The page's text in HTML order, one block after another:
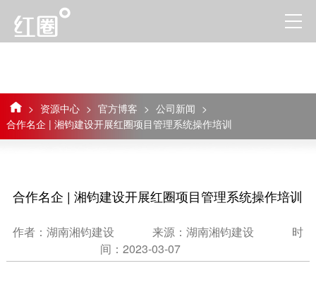
> 资源中心 > 官方博客 > 公司新闻 >
合作名企 | 湘钧建设开展红圈项目管理系统操作培训
合作名企 | 湘钧建设开展红圈项目管理系统操作培训
作者：湖南湘钧建设 来源：湖南湘钧建设
时
间：2023-03-07